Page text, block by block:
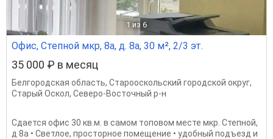
1 из 6
Офис, Степной мкр, 8а, д. 8а, 30 м², 2/3 эт.
35 000 ₽ в месяц
Белгородская область, Старооскольский городской округ,
Старый Оскол, Северо-Восточный р-н
Сдается офис 30 кв.м. в самом топовом месте мкр. Степной,
д 8а • Светлое, просторное помещение • удобный подъезд и